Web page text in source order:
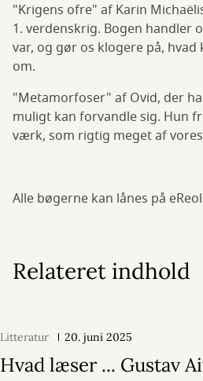
"Krigens ofre" af Karin
1. verdenskrig. Bogen handler
var, og gør os klogere på,
om.
"Metamorfoser" af Ovid, der
muligt kan forvandle sig. Hun
værk, som rigtig meget af
Alle bøgerne kan lånes på
Relateret indhold
Litteratur 20. juni 2025
Hvad læser ... Gustav